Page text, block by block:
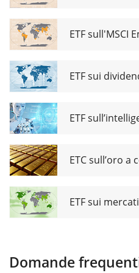
ETF sui
ETC sull’oro a
ETF sui
Domande